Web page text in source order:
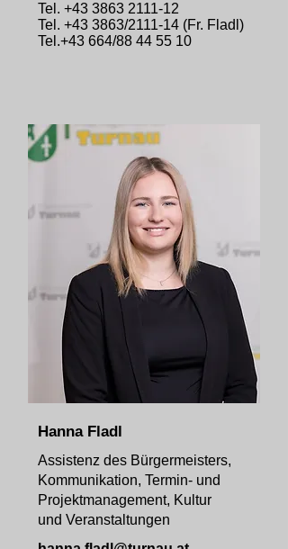
Tel. +43 3863 2111-12
Tel. +43 3863/2111-14 (Fr. Fladl)
Tel.+43 664/88 44 55 10
Hanna Fladl
Assistenz des Bürgermeisters,
Kommunikation, Termin- und
Projektmanagement, Kultur
und Veranstaltungen